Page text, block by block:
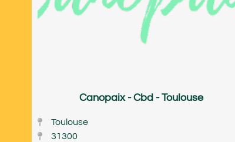
Canopaix - Cbd - Toulouse
Toulouse
31300